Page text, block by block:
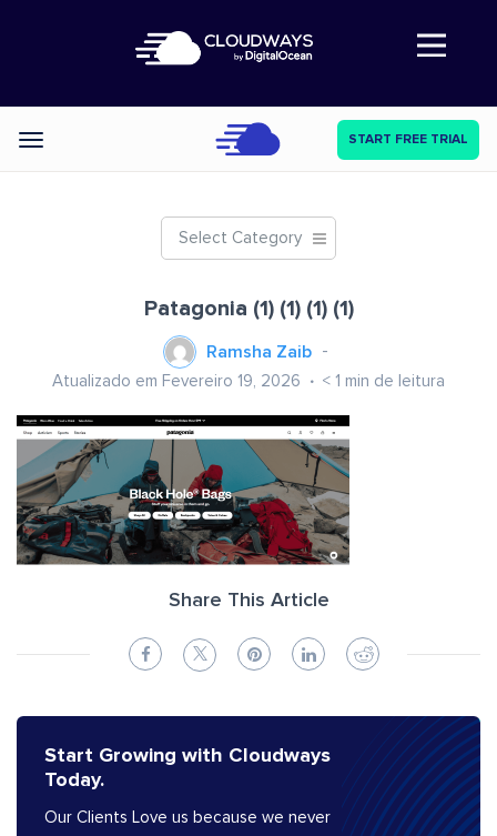
Abre a navegação
Categories START FREE TRIAL
Select Category
Patagonia (1) (1) (1) (1)
Ramsha Zaib
Atualizado em Fevereiro 19, 2026 < 1 min de leitura
Share This Article
Start Growing with Cloudways
Today.
Our Clients Love us because we never